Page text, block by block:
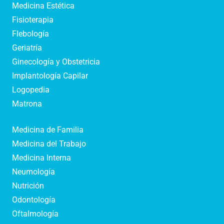
Medicina Estética
Fisioterapia
Flebología
Geriatría
Ginecología y Obstetricia
Implantología Capilar
Logopedia
Matrona
Medicina de Familia
Medicina del Trabajo
Medicina Interna
Neumología
Nutrición
Odontología
Oftalmología